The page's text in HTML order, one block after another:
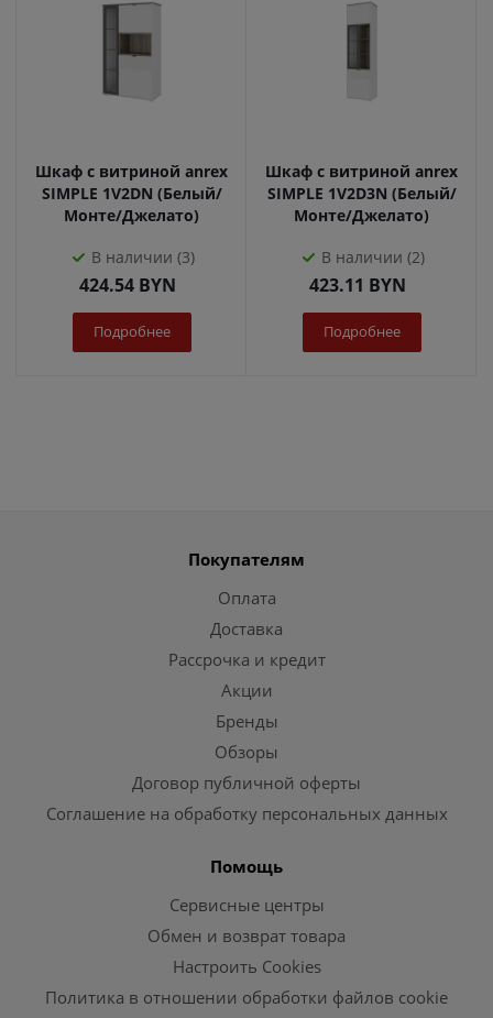
Шкаф с витриной anrex
SIMPLE 1V2DN (Белый/
Монте/Джелато)
В наличии (3)
424.54 BYN
Подробнее
Шкаф с витриной anrex
SIMPLE 1V2D3N (Белый/
Монте/Джелато)
В наличии (2)
423.11 BYN
Подробнее
Покупателям
Оплата
Доставка
Рассрочка и кредит
Акции
Бренды
Обзоры
Договор публичной оферты
Соглашение на обработку персональных данных
Помощь
Сервисные центры
Обмен и возврат товара
Настроить Cookies
Политика в отношении обработки файлов cookie